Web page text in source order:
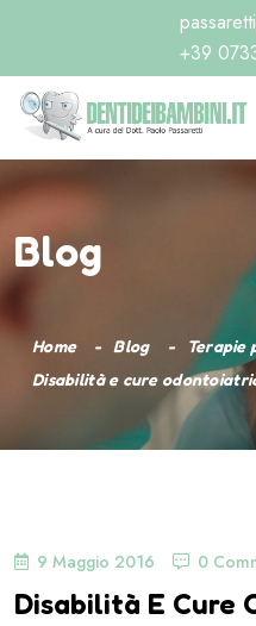
+39
Blog
Home Blog
Terapie
Disabilità e cure
9 Maggio 2016 0
Disabilità E Cure